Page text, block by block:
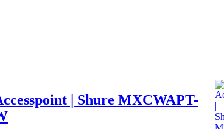
| Shure MXCWAPT-